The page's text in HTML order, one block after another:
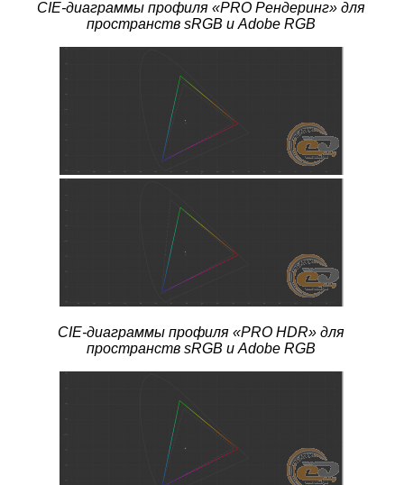
CIE-диаграммы профиля«PRO Рендеринг» для
пространств sRGB и Adobe RGB
CIE-диаграммы профиля«PRO HDR» для
пространств sRGB и Adobe RGB